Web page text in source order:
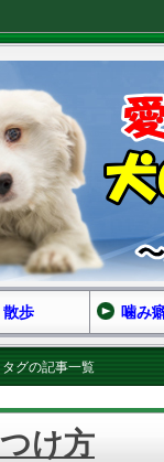
タグの記事一覧
け方
散歩 噛み